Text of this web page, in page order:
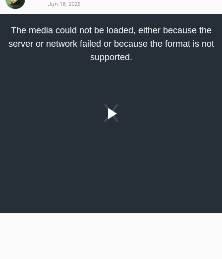
Jun 18, 2025
The media could not be loaded, either because the
server or network failed or because the format is not
supported.